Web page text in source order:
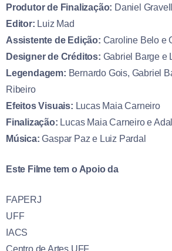
Produtor de Finalização: Daniel
Editor: Luiz Mad
Assistente de Edição: Caroline Belo e
Designer de Créditos: Gabriel Barge e
Legendagem: Bernardo Gois, Gabriel
Ribeiro
Efeitos Visuais: Lucas Maia Carneiro
Finalização: Lucas Maia Carneiro e
Música: Gaspar Paz e Luiz Pardal
Este Filme tem o Apoio da
FAPERJ
UFF
IACS
Centro de Artes UFF